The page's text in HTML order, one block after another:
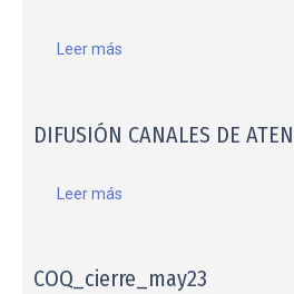
Leer más
DIFUSIÓN CANALES DE
Leer más
COQ_cierre_may23